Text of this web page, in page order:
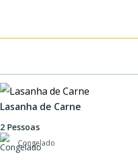
Lasanha de Carne
2 Pessoas
Congelado